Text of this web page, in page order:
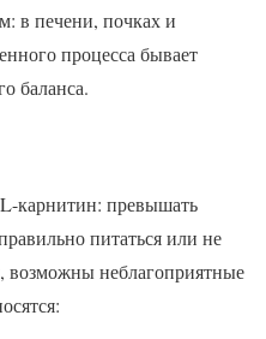
в печени, почках и
процесса бывает
баланса.
карнитин: превышать
питаться или не
возможны неблагоприятные